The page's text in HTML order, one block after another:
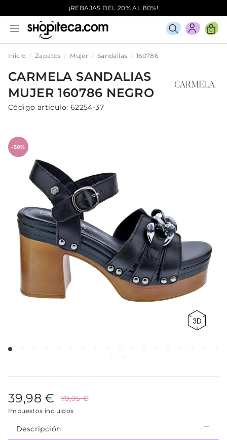
¡REBAJAS DEL 20% AL 80%!
0
Inicio Zapatos Mujer Sandalias 160786
CARMELA SANDALIAS
MUJER160786 NEGRO
Código artículo: 62254-37
-50%
39,98 € 79,95 €
Impuestos incluidos
Descripción